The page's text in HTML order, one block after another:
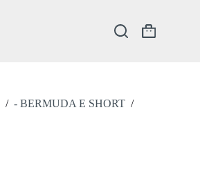
Carrello
/ - BERMUDA E SHORT /